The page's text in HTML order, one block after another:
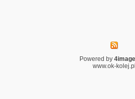
Powered by
www.ok-kolej.pl